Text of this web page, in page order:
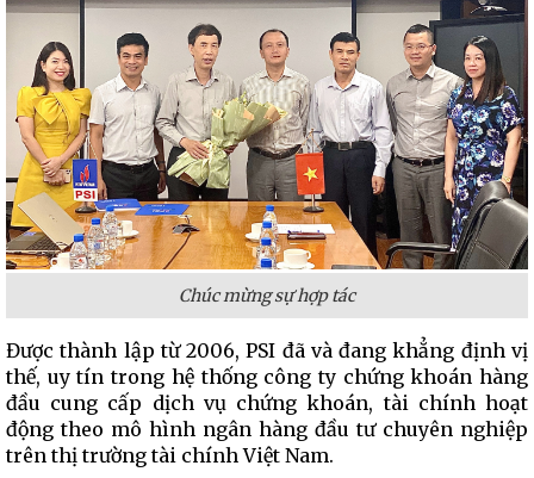
Chúc mừng sự hợp tác
Được thành lập từ 2006, PSI đã và đang khẳng định vị
thế, uy tín trong hệ thống công ty chứng khoán hàng
đầu cung cấp dịch vụ chứng khoán, tài chính hoạt
động theo mô hình ngân hàng đầu tư chuyên nghiệp
trên thị trường tài chính Việt Nam.